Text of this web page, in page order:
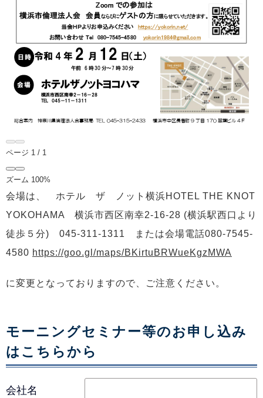
ページ 1 / 1
ズーム 100%
会場は、 ホテル ザ ノット横浜HOTEL THE KNOT
YOKOHAMA 横浜市西区南幸2-16-28 (横浜駅西口より
徒歩５分) 045-311-1311 または会場電話080-7545-
4580 https://goo.gl/maps/BKirtuBRWueKgzMWA
に変更となっておりますので、ご注意ください。
モーニングセミナー​等のお申し込み
はこちらから
会社名